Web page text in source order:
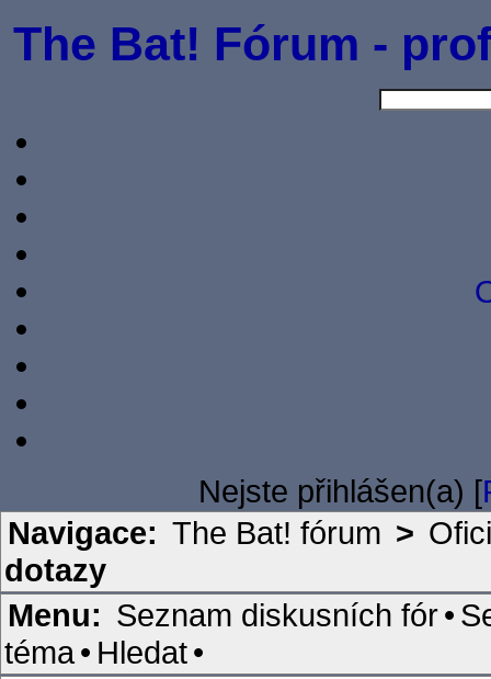
The Bat! Fórum -
Nejste přihlášen(a) [
Navigace: The Bat! fórum >
dotazy
Menu: Seznam diskusních fór•
téma• Hledat•